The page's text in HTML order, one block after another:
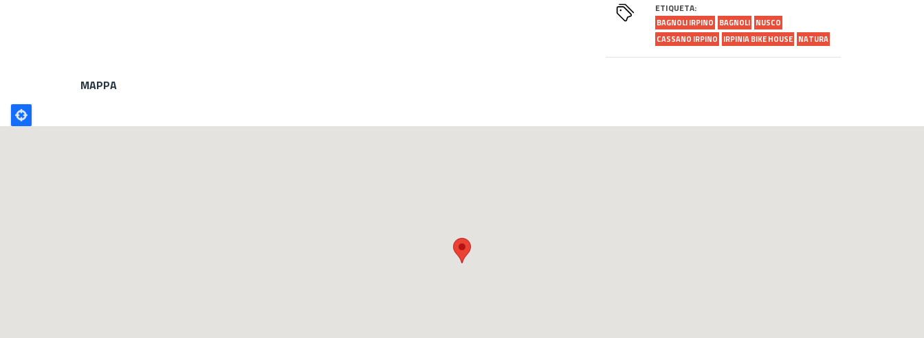
ETIQUETA:
BAGNOLI IRPINO BAGNOLI NUSCO
CASSANO IRPINO
IRPINIA BIKE HOUSE NATURA
MAPPA
Poligono
GEO